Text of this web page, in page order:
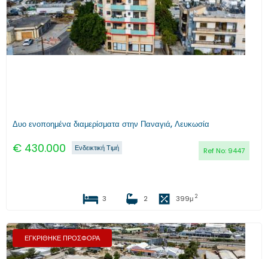
Προηγούμενο Επόμενο
Δυο ενοποημένα διαμερίσματα στην Παναγιά, Λευκωσία
€ 430.000 Ref No: 9447
Ενδεικτική Τιμή
3 2 399μ 2
ΕΓΚΡΙΘΗΚΕ ΠΡΟΣΦΟΡΑ